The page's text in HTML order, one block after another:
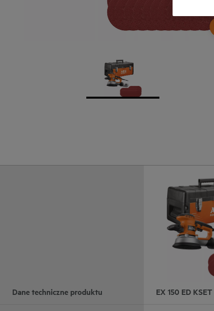
Dane techniczne produktu EX 150 ED KSET